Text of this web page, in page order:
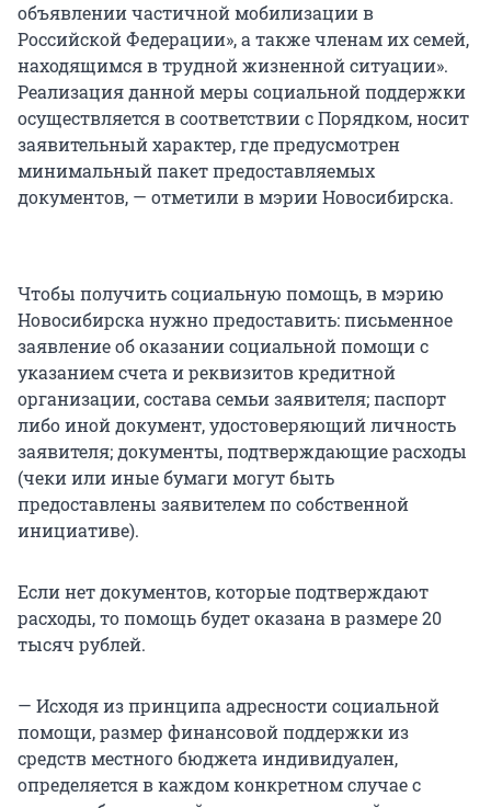
объявлении частичной мобилизации в
Российской Федерации», а также членам их семей,
находящимся в трудной жизненной ситуации».
Реализация данной меры социальной поддержки
осуществляется в соответствии с Порядком, носит
заявительный характер, где предусмотрен
минимальный пакет предоставляемых
документов, — отметили в мэрии Новосибирска.
Чтобы получить социальную помощь, в мэрию
Новосибирска нужно предоставить: письменное
заявление об оказании социальной помощи с
указанием счета и реквизитов кредитной
организации, состава семьи заявителя; паспорт
либо иной документ, удостоверяющий личность
заявителя; документы, подтверждающие расходы
(чеки или иные бумаги могут быть
предоставлены заявителем по собственной
инициативе).
Если нет документов, которые подтверждают
расходы, то помощь будет оказана в размере 20
тысяч рублей.
— Исходя из принципа адресности социальной
помощи, размер финансовой поддержки из
средств местного бюджета индивидуален,
определяется в каждом конкретном случае с